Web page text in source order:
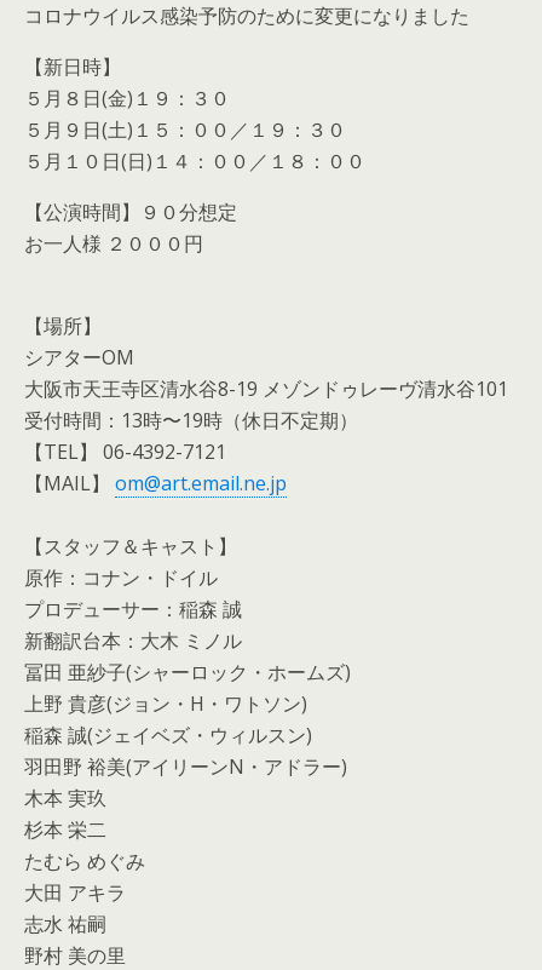
コロナウイルス感染予防のために変更になりました
【新日時】
５月８日(金)１９：３０
５月９日(土)１５：００／１９：３０
５月１０日(日)１４：００／１８：００
【公演時間】９０分想定
お一人様 ２０００円
【場所】
シアターOM
大阪市天王寺区清水谷8-19 メゾンドゥレーヴ清水谷101
受付時間：13時〜19時（休日不定期）
【TEL】 06-4392-7121
【MAIL】 om@art.email.ne.jp
【スタッフ＆キャスト】
原作：コナン・ドイル
プロデューサー：稲森 誠
新翻訳台本：大木 ミノル
冨田 亜紗子(シャーロック・ホームズ)
上野 貴彦(ジョン・H・ワトソン)
稲森 誠(ジェイベズ・ウィルスン)
羽田野 裕美(アイリーンN・アドラー)
木本 実玖
杉本 栄二
たむら めぐみ
大田 アキラ
志水 祐嗣
野村 美の里